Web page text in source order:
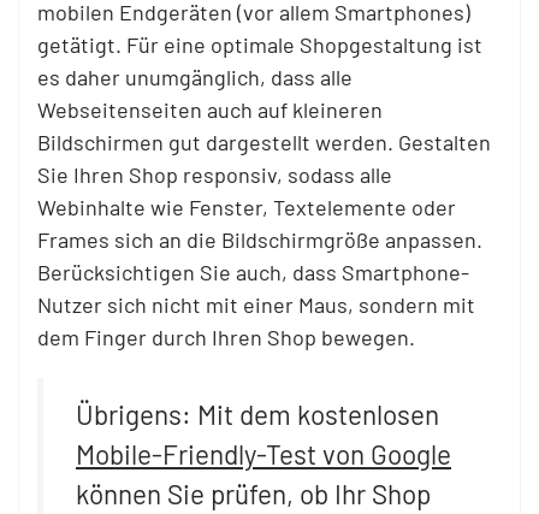
mobilen Endgeräten (vor allem Smartphones)
getätigt. Für eine optimale Shopgestaltung ist
es daher unumgänglich, dass alle
Webseitenseiten auch auf kleineren
Bildschirmen gut dargestellt werden. Gestalten
Sie Ihren Shop responsiv, sodass alle
Webinhalte wie Fenster, Textelemente oder
Frames sich an die Bildschirmgröße anpassen.
Berücksichtigen Sie auch, dass Smartphone-
Nutzer sich nicht mit einer Maus, sondern mit
dem Finger durch Ihren Shop bewegen.
Übrigens: Mit dem kostenlosen
Mobile-Friendly-Test von Google
können Sie prüfen, ob Ihr Shop